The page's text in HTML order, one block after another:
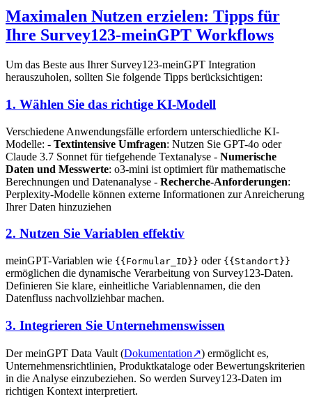
Maximalen Nutzen erzielen: Tipps für
Ihre Survey123-meinGPT Workflows
Um das Beste aus Ihrer Survey123-meinGPT Integration
herauszuholen, sollten Sie folgende Tipps berücksichtigen:
1. Wählen Sie das richtige KI-Modell
Verschiedene Anwendungsfälle erfordern unterschiedliche KI-
Modelle: - Textintensive Umfragen: Nutzen Sie GPT-4o oder
Claude 3.7 Sonnet für tiefgehende Textanalyse - Numerische
Daten und Messwerte: o3-mini ist optimiert für mathematische
Berechnungen und Datenanalyse - Recherche-Anforderungen:
Perplexity-Modelle können externe Informationen zur Anreicherung
Ihrer Daten hinzuziehen
2. Nutzen Sie Variablen effektiv
meinGPT-Variablen wie {{Formular_ID}} oder {{Standort}}
ermöglichen die dynamische Verarbeitung von Survey123-Daten.
Definieren Sie klare, einheitliche Variablennamen, die den
Datenfluss nachvollziehbar machen.
3. Integrieren Sie Unternehmenswissen
Der meinGPT Data Vault (Dokumentation↗) ermöglicht es,
Unternehmensrichtlinien, Produktkataloge oder Bewertungskriterien
in die Analyse einzubeziehen. So werden Survey123-Daten im
richtigen Kontext interpretiert.